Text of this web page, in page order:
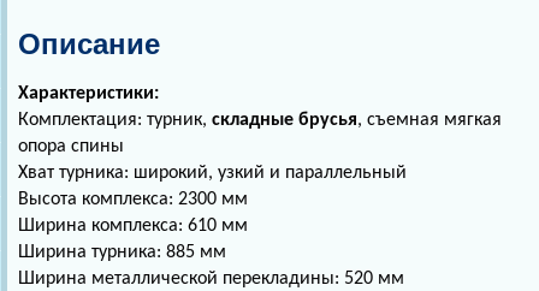
Описание
Характеристики:
Комплектация: турник, складные брусья, съемная мягкая
опора спины
Хват турника: широкий, узкий и параллельный
Высота комплекса: 2300 мм
Ширина комплекса: 610 мм
Ширина турника: 885 мм
Ширина металлической перекладины: 520 мм